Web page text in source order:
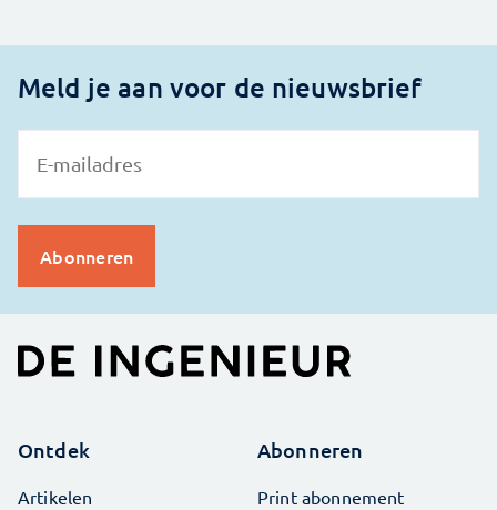
Meld je aan voor de nieuwsbrief
Ontdek
Artikelen
Abonneren
Print abonnement